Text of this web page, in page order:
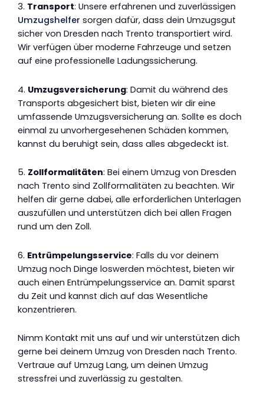
3. Transport: Unsere erfahrenen und zuverlässigen
Umzugshelfer sorgen dafür, dass dein Umzugsgut
sicher von Dresden nach Trento transportiert wird.
Wir verfügen über moderne Fahrzeuge und setzen
auf eine professionelle Ladungssicherung.
4. Umzugsversicherung: Damit du während des
Transports abgesichert bist, bieten wir dir eine
umfassende Umzugsversicherung an. Sollte es doch
einmal zu unvorhergesehenen Schäden kommen,
kannst du beruhigt sein, dass alles abgedeckt ist.
5. Zollformalitäten: Bei einem Umzug von Dresden
nach Trento sind Zollformalitäten zu beachten. Wir
helfen dir gerne dabei, alle erforderlichen Unterlagen
auszufüllen und unterstützen dich bei allen Fragen
rund um den Zoll.
6. Entrümpelungsservice: Falls du vor deinem
Umzug noch Dinge loswerden möchtest, bieten wir
auch einen Entrümpelungsservice an. Damit sparst
du Zeit und kannst dich auf das Wesentliche
konzentrieren.
Nimm Kontakt mit uns auf und wir unterstützen dich
gerne bei deinem Umzug von Dresden nach Trento.
Vertraue auf Umzug Lang, um deinen Umzug
stressfrei und zuverlässig zu gestalten.